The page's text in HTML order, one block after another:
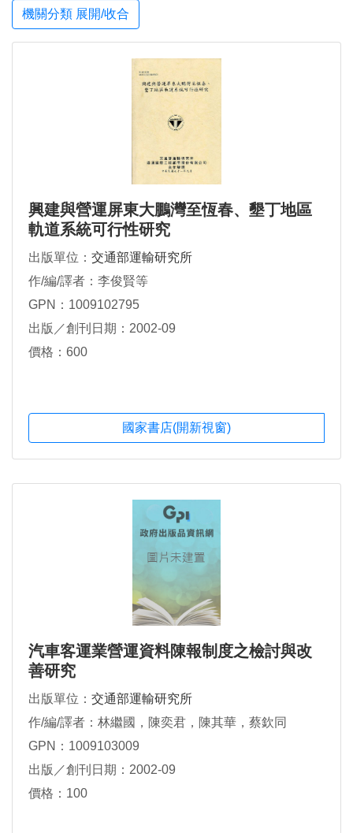
機關分類 展開/收合
興建與營運屏東大鵬灣至恆春、墾丁地區
軌道系統可行性研究
出版單位： 交通部運輸研究所
作/編/譯者：李俊賢等
GPN：1009102795
出版／創刊日期：2002-09
價格：600
國家書店(開新視窗)
汽車客運業營運資料陳報制度之檢討與改
善研究
出版單位： 交通部運輸研究所
作/編/譯者：林繼國，陳奕君，陳其華，蔡欽同
GPN：1009103009
出版／創刊日期：2002-09
價格：100